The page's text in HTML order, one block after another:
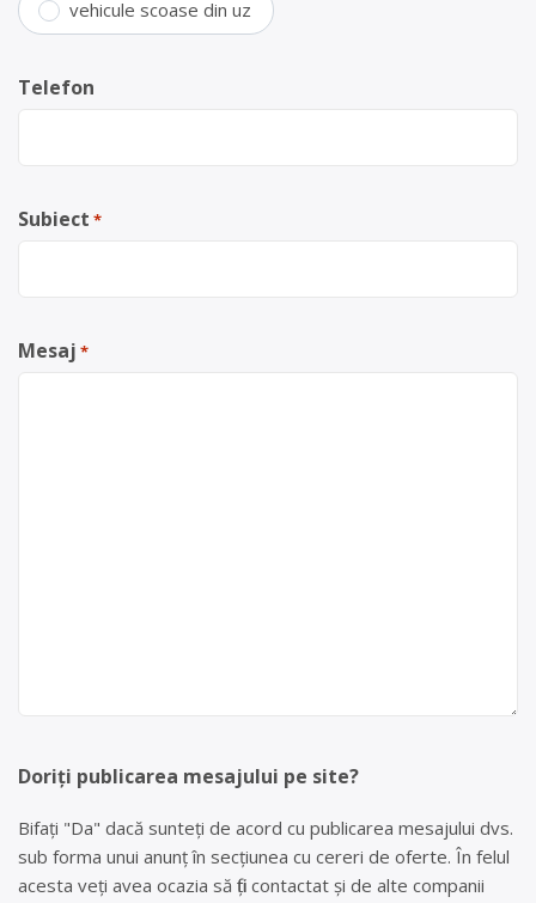
vehicule scoase din uz
Telefon
Subiect *
Mesaj *
Doriți publicarea mesajului pe site?
Bifați "Da" dacă sunteți de acord cu publicarea mesajului dvs.
sub forma unui anunț în secțiunea cu cereri de oferte. În felul
acesta veți avea ocazia să fiți contactat și de alte companii